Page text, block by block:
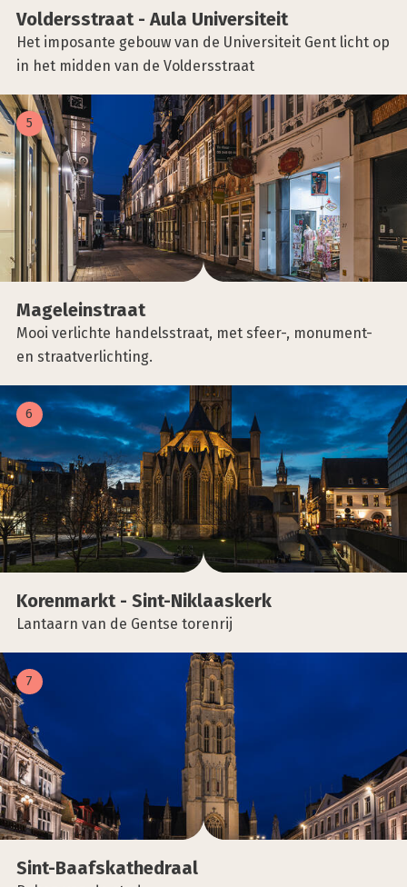
Vol­ders­straat - Aula Uni­ver­si­teit
Het imposante gebouw van de Universiteit Gent licht op
in het midden van de Voldersstraat
Mage­lein­straat
Mooi verlichte handelsstraat, met sfeer-, monument-
en straatverlichting.
5
Koren­markt - Sint-Nik­laas­kerk
Lantaarn van de Gentse torenrij
6
Sint-Baafs­kathe­draal
7